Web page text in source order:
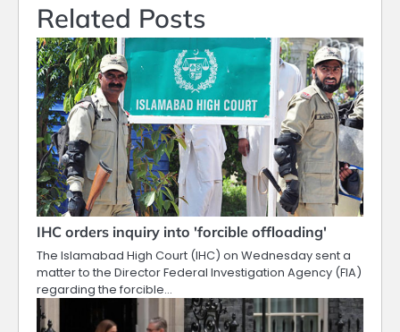
Related Posts
IHC orders inquiry into 'forcible offloading'
The Islamabad High Court (IHC) on Wednesday sent a
matter to the Director Federal Investigation Agency (FIA)
regarding the forcible…